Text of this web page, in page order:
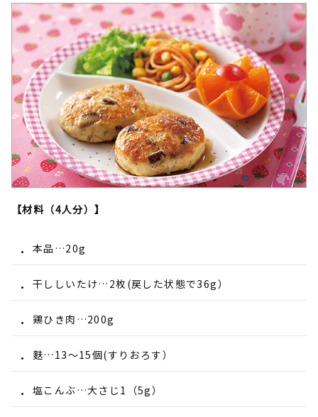
【材料（4人分）】
本品…20g
干ししいたけ…2枚(戻した状態で36g）
鶏ひき肉…200g
麩…13～15個(すりおろす）
塩こんぶ…大さじ1（5g）